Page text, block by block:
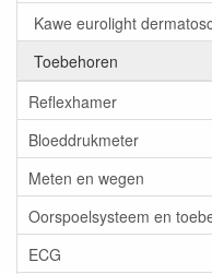
Kawe eurolight
Toebehoren
Reflexhamer
Bloeddrukmeter
Meten en wegen
Oorspoelsysteem en
ECG